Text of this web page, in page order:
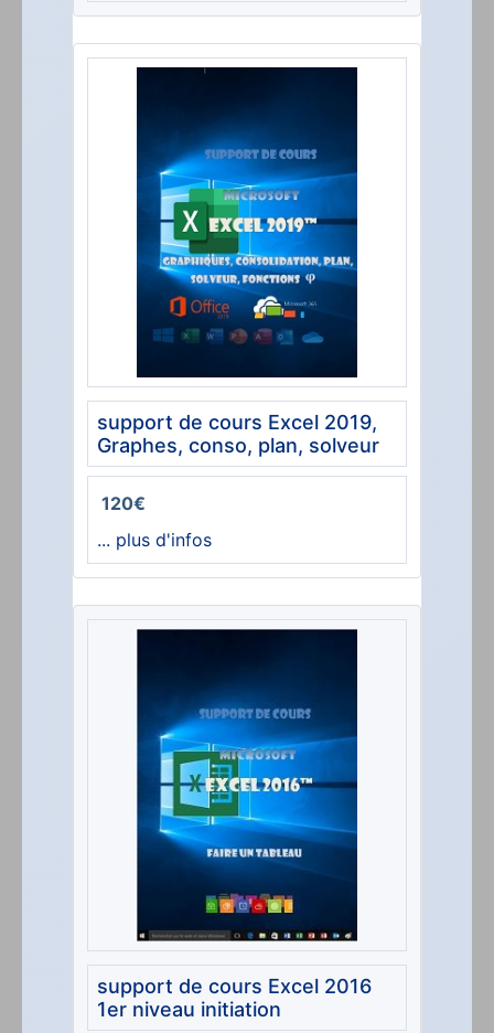
support de cours Excel 2019,
Graphes, conso, plan, solveur
120€
... plus d'infos
support de cours Excel 2016
1er niveau initiation